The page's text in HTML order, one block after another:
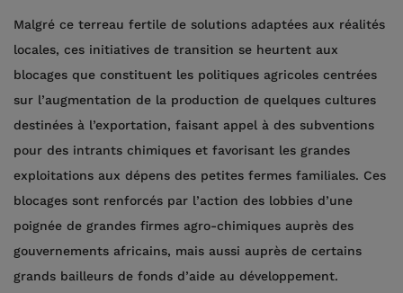
Malgré ce terreau fertile de solutions adaptées aux réalités
locales, ces initiatives de transition se heurtent aux
blocages que constituent les politiques agricoles centrées
sur l’augmentation de la production de quelques cultures
destinées à l’exportation, faisant appel à des subventions
pour des intrants chimiques et favorisant les grandes
exploitations aux dépens des petites fermes familiales. Ces
blocages sont renforcés par l’action des lobbies d’une
poignée de grandes firmes agro-chimiques auprès des
gouvernements africains, mais aussi auprès de certains
grands bailleurs de fonds d’aide au développement.